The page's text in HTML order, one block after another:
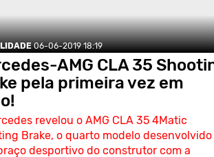
06-06-2019 18:19
AMG CLA 35
pela primeira vez em
revelou o AMG CLA 35 4Matic
Brake, o quarto modelo desenvolvido
desportivo do construtor com a